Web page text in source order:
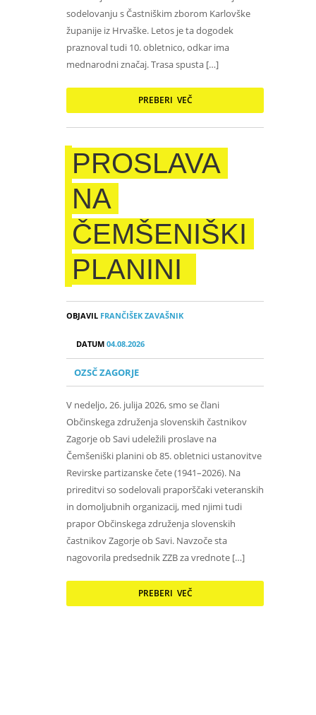
sodelovanju s Častniškim zborom Karlovške
županije iz Hrvaške. Letos je ta dogodek
praznoval tudi 10. obletnico, odkar ima
mednarodni značaj. Trasa spusta […]
PREBERI VEČ
PROSLAVA
NA
ČEMŠENIŠKI
PLANINI
OBJAVIL FRANČIŠEK ZAVAŠNIK
DATUM 04.08.2026
OZSČ ZAGORJE
V nedeljo, 26. julija 2026, smo se člani
Občinskega združenja slovenskih častnikov
Zagorje ob Savi udeležili proslave na
Čemšeniški planini ob 85. obletnici ustanovitve
Revirske partizanske čete (1941–2026). Na
prireditvi so sodelovali praporščaki veteranskih
in domoljubnih organizacij, med njimi tudi
prapor Občinskega združenja slovenskih
častnikov Zagorje ob Savi. Navzoče sta
nagovorila predsednik ZZB za vrednote […]
PREBERI VEČ